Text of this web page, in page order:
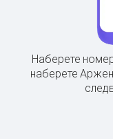
Наберете
наберете